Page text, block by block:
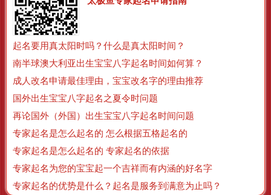
起名要用真太阳时吗？什么是真太阳时间？
南半球澳大利亚出生宝宝八字起名时间如何算？
成人改名申请最佳理由，宝宝改名字的理由推荐
国外出生宝宝八字起名之夏令时问题
再论国外（外国）出生宝宝八字起名时间问题
专家起名是怎么起名的 怎么根据五格起名的
专家起名是怎么起名的 专家起名的依据
专家起名为您的宝宝起一个吉祥而有内涵的好名字
专家起名的优势是什么？起名是服务到满意为止吗？